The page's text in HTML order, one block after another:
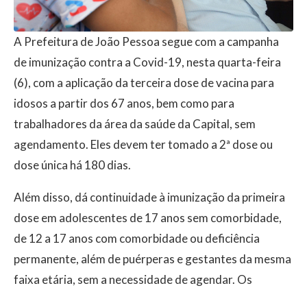
A Prefeitura de João Pessoa segue com a campanha
de imunização contra a Covid-19, nesta quarta-feira
(6), com a aplicação da terceira dose de vacina para
idosos a partir dos 67 anos, bem como para
trabalhadores da área da saúde da Capital, sem
agendamento. Eles devem ter tomado a 2ª dose ou
dose única há 180 dias.
Além disso, dá continuidade à imunização da primeira
dose em adolescentes de 17 anos sem comorbidade,
de 12 a 17 anos com comorbidade ou deficiência
permanente, além de puérperas e gestantes da mesma
faixa etária, sem a necessidade de agendar. Os